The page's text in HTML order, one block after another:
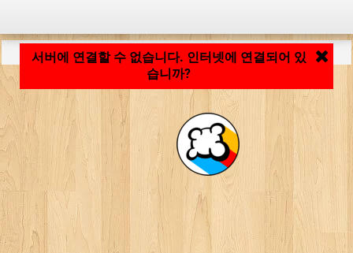
응용 프로그램 로딩 중... ...